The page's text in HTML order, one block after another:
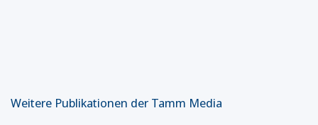
Weitere Publikationen der Tamm Media